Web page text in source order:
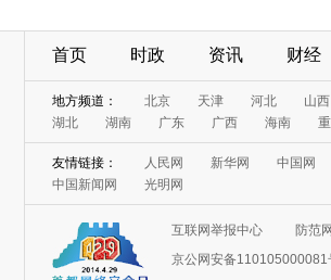
首页 时政 资讯 财经
地方频道： 北京 天津 河北
山西
湖北
湖南 广东 广西 海南
友情链接： 人民网 新华网
中国网
中国新闻网
光明网
互联网举报中心
防范
京公网安备110105000081